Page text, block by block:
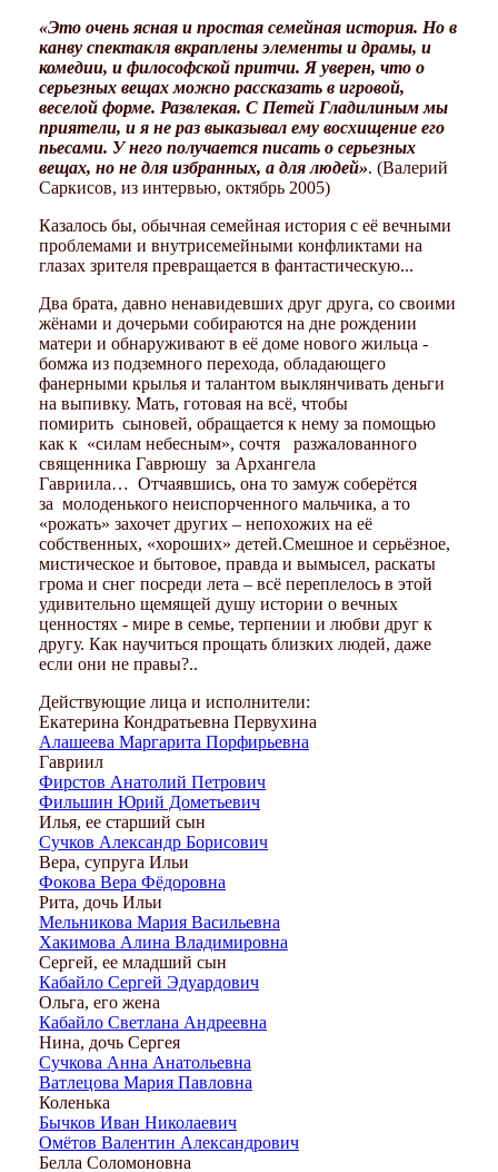
«Это очень ясная и простая семейная история. Но в
канву спектакля вкраплены элементы и драмы, и
комедии, и философской притчи. Я уверен, что о
серьезных вещах можно рассказать в игровой,
веселой форме. Развлекая. С Петей Гладилиным мы
приятели, и я не раз выказывал ему восхищение его
пьесами. У него получается писать о серьезных
вещах, но не для избранных, а для людей». (Валерий
Саркисов, из интервью, октябрь 2005)
Казалось бы, обычная семейная история с её вечными
проблемами и внутрисемейными конфликтами на
глазах зрителя превращается в фантастическую...
Два брата, давно ненавидевших друг друга, со своими
жёнами и дочерьми собираются на дне рождении
матери и обнаруживают в её доме нового жильца -
бомжа из подземного перехода, обладающего
фанерными крылья и талантом выклянчивать деньги
на выпивку. Мать, готовая на всё, чтобы
помирить сыновей, обращается к нему за помощью
как к «силам небесным», сочтя разжалованного
священника Гаврюшу за Архангела
Гавриила… Отчаявшись, она то замуж соберётся
за молоденького неиспорченного мальчика, а то
«рожать» захочет других – непохожих на её
собственных, «хороших» детей.Смешное и серьёзное,
мистическое и бытовое, правда и вымысел, раскаты
грома и снег посреди лета – всё переплелось в этой
удивительно щемящей душу истории о вечных
ценностях - мире в семье, терпении и любви друг к
другу. Как научиться прощать близких людей, даже
если они не правы?..
Действующие лица и исполнители:
Екатерина Кондратьевна Первухина
Алашеева Маргарита Порфирьевна
Гавриил
Фирстов Анатолий Петрович
Фильшин Юрий Дометьевич
Илья, ее старший сын
Сучков Александр Борисович
Вера, супруга Ильи
Фокова Вера Фёдоровна
Рита, дочь Ильи
Мельникова Мария Васильевна
Хакимова Алина Владимировна
Сергей, ее младший сын
Кабайло Сергей Эдуардович
Ольга, его жена
Кабайло Светлана Андреевна
Нина, дочь Сергея
Сучкова Анна Анатольевна
Ватлецова Мария Павловна
Коленька
Бычков Иван Николаевич
Омётов Валентин Александрович
Белла Соломоновна